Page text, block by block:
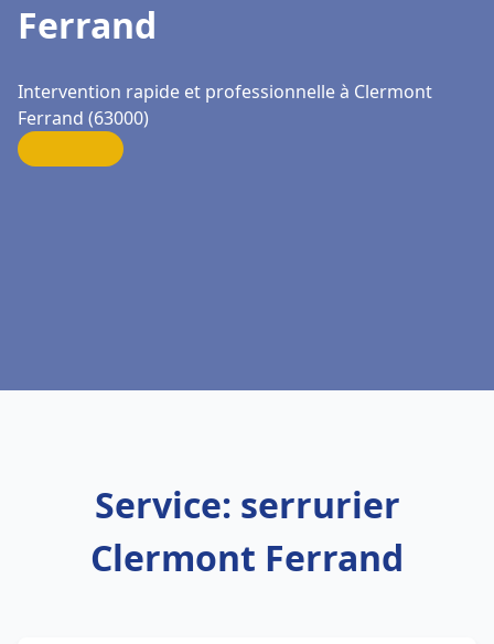
Ferrand
Intervention rapide et professionnelle à Clermont
Ferrand (63000)
Service: serrurier
Clermont Ferrand